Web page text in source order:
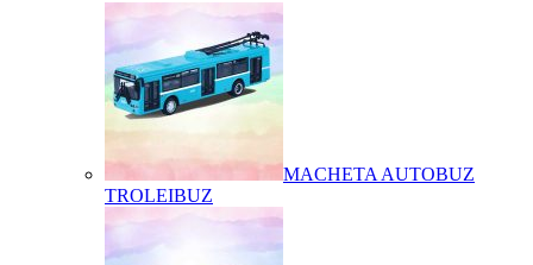
MACHETA AUTOBUZ
TROLEIBUZ